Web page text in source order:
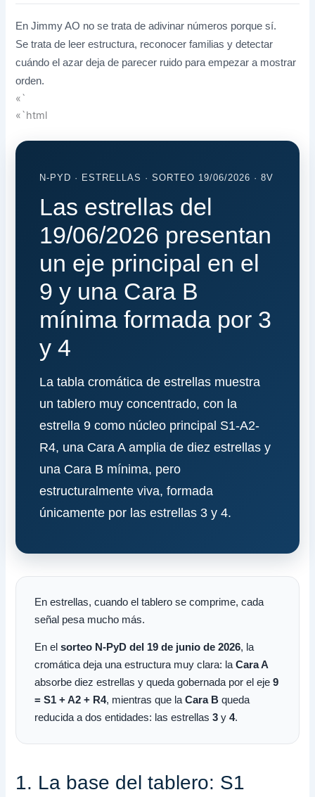
En Jimmy AO no se trata de adivinar números porque sí.
Se trata de leer estructura, reconocer familias y detectar
cuándo el azar deja de parecer ruido para empezar a mostrar
orden.
«`
«`html
N-PYD · ESTRELLAS · SORTEO 19/06/2026 · 8V
Las estrellas del
19/06/2026 presentan
un eje principal en el
9 y una Cara B
mínima formada por 3
y 4
La tabla cromática de estrellas muestra
un tablero muy concentrado, con la
estrella 9 como núcleo principal S1-A2-
R4, una Cara A amplia de diez estrellas y
una Cara B mínima, pero
estructuralmente viva, formada
únicamente por las estrellas 3 y 4.
En estrellas, cuando el tablero se comprime, cada
señal pesa mucho más.
En elsorteo N-PyD del 19 de junio de 2026, la
cromática deja una estructura muy clara: laCara A
absorbe diez estrellas y queda gobernada por el eje9
= S1 + A2 + R4, mientras que laCara B queda
reducida a dos entidades: las estrellas3 y4.
1. La base del tablero: S1